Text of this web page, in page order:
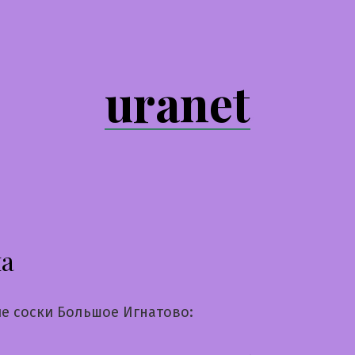
uranet
соски Большое Игнатово: